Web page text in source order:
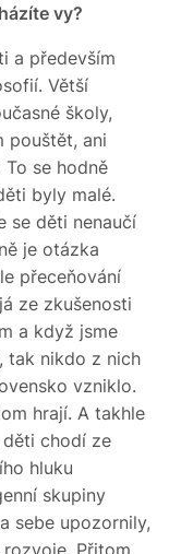
vy?
a především
Větší
školy,
pouštět, ani
se hodně
byly malé.
se děti nenaučí
je otázka
přeceňování
ze zkušenosti
a když jsme
tak nikdo z nich
vzniklo.
hrají. A takhle
chodí ze
hluku
skupiny
sebe upozornily,
Přitom